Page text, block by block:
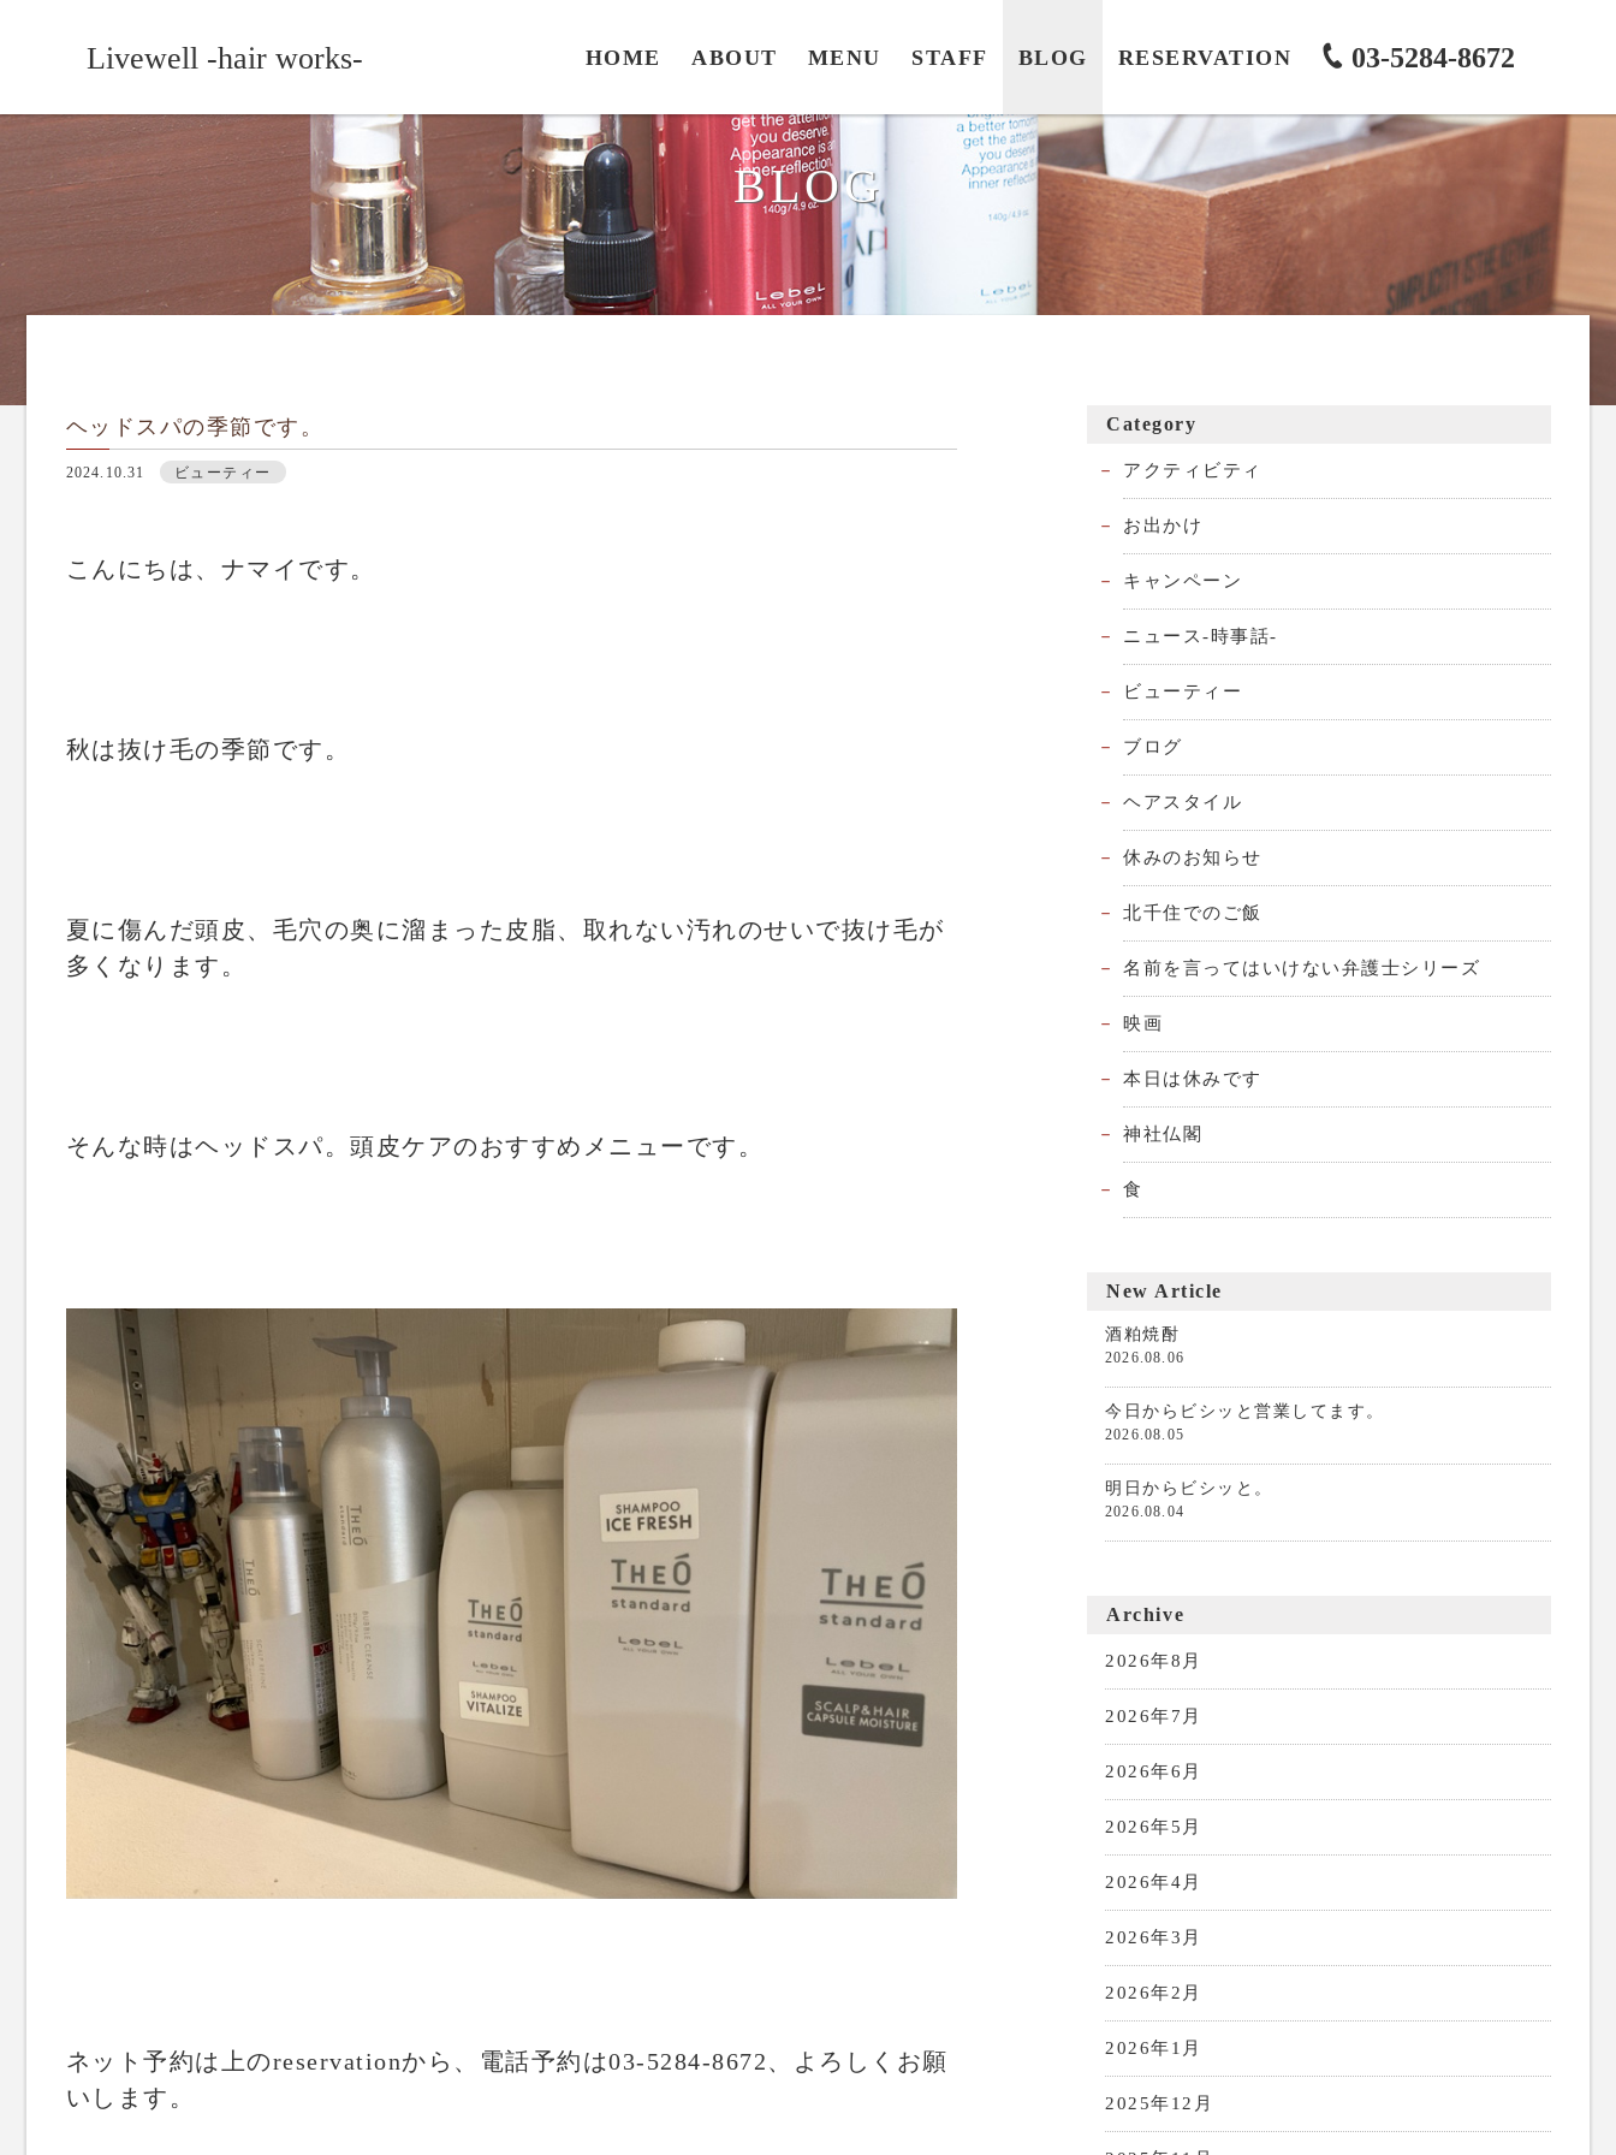
Livewell -hair works- HOME ABOUT MENU STAFF BLOG RESERVATION 03-5284-8672
BLOG
ヘッドスパの季節です。
2024.10.31 ビューティー
こんにちは、ナマイです。
秋は抜け毛の季節です。
夏に傷んだ頭皮、毛穴の奥に溜まった皮脂、取れない汚れのせいで抜け毛が
多くなります。
そんな時はヘッドスパ。頭皮ケアのおすすめメニューです。
ネット予約は上のreservationから、電話予約は03-5284-8672、よろしくお願
いします。
Category
アクティビティ
お出かけ
キャンペーン
ニュース-時事話-
ビューティー
ブログ
ヘアスタイル
休みのお知らせ
北千住でのご飯
名前を言ってはいけない弁護士シリーズ
映画
本日は休みです
神社仏閣
食
New Article
酒粕焼酎
2026.08.06
今日からビシッと営業してます。
2026.08.05
明日からビシッと。
2026.08.04
Archive
2026年8月
2026年7月
2026年6月
2026年5月
2026年4月
2026年3月
2026年2月
2026年1月
2025年12月